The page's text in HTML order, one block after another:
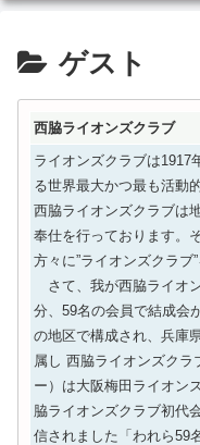
ゲスト
西脇ライオンズクラブ
ライオンズクラブは1917
る世界最大かつ最も活動
西脇ライオンズクラブは
奉仕を行っております。
方々に”ライオンズクラブ
さて、我が西脇ライオ
分、59名の会員で結成会
の地区で構成され、兵庫
属し 西脇ライオンズク
ー）は大阪梅田ライオン
脇ライオンズクラブ初代
信されました「われら59